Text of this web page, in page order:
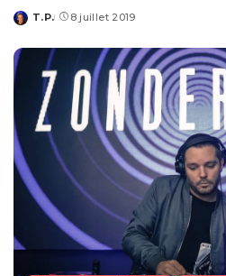
Posted
T.P. 8 juillet 2019